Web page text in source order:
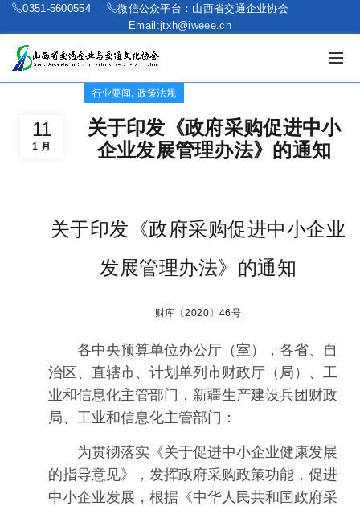
0351-5600554
微信公众平台：山西省交通企业协会
Email:jtxh@iweee.cn
11
1 月
行业要闻 , 政策法规
关于印发《政府采购促进中小
企业发展管理办法》的通知
关于印发《政府采购促进中小企业
发展管理办法》的通知
财库〔2020〕46号
各中央预算单位办公厅（室），各省、自
治区、直辖市、计划单列市财政厅（局）、工
业和信息化主管部门，新疆生产建设兵团财政
局、工业和信息化主管部门：
为贯彻落实《关于促进中小企业健康发展
的指导意见》，发挥政府采购政策功能，促进
中小企业发展，根据《中华人民共和国政府采